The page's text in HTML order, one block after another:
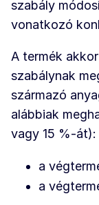
szabály
vonatkozó
A termék
szabálynak
származó
alábbiak
vagy 15 %-át):
a
a